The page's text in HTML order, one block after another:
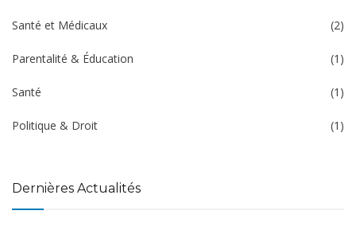
Santé et Médicaux (2)
Parentalité & Éducation (1)
Santé (1)
Politique & Droit (1)
Dernières Actualités